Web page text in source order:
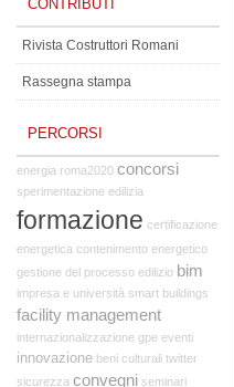
CONTRIBUTI
Rivista Costruttori Romani
Rassegna stampa
PERCORSI
energia roma2020 concorsi
sperimentazione edilizia
formazione certificazione
energetica contenimento energetico
gestione del processo edilizio bim
impresa e università smart buildings
facility management
internazionalizzazione gpe eventi
innovazione beni culturali twitter
sicurezza convegni seminari